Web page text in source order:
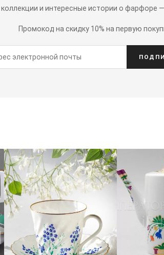
и интересные истории о фарфоре
Промокод на скидку 10% на первую